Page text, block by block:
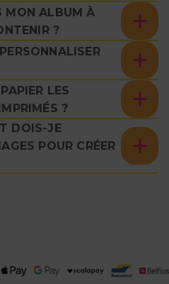
MON ALBUM À
?
LES
?
DOIS-JE
POUR CRÉER